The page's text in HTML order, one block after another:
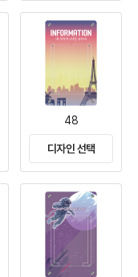
48
디자인 선택